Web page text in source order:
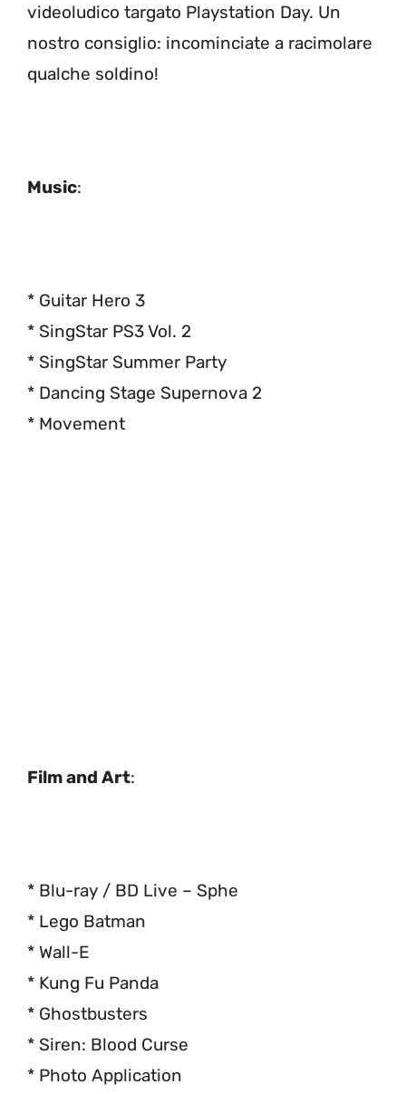
videoludico targato Playstation Day. Un
nostro consiglio: incominciate a racimolare
qualche soldino!
Music:
* Guitar Hero 3
* SingStar PS3 Vol. 2
* SingStar Summer Party
* Dancing Stage Supernova 2
* Movement
Film and Art:
* Blu-ray / BD Live – Sphe
* Lego Batman
* Wall-E
* Kung Fu Panda
* Ghostbusters
* Siren: Blood Curse
* Photo Application